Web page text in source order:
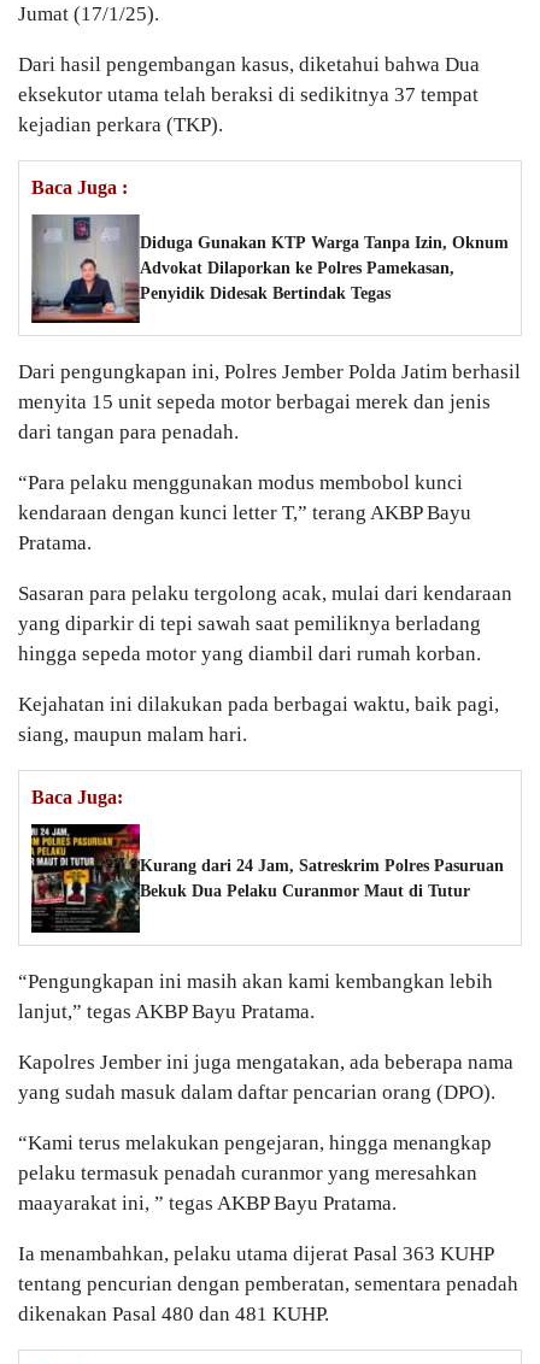
Jumat (17/1/25).
Dari hasil pengembangan kasus, diketahui bahwa Dua
eksekutor utama telah beraksi di sedikitnya 37 tempat
kejadian perkara (TKP).
Baca Juga :
Diduga Gunakan KTP Warga Tanpa Izin, Oknum
Advokat Dilaporkan ke Polres Pamekasan,
Penyidik Didesak Bertindak Tegas
Dari pengungkapan ini, Polres Jember Polda Jatim berhasil
menyita 15 unit sepeda motor berbagai merek dan jenis
dari tangan para penadah.
“Para pelaku menggunakan modus membobol kunci
kendaraan dengan kunci letter T,” terang AKBP Bayu
Pratama.
Sasaran para pelaku tergolong acak, mulai dari kendaraan
yang diparkir di tepi sawah saat pemiliknya berladang
hingga sepeda motor yang diambil dari rumah korban.
Kejahatan ini dilakukan pada berbagai waktu, baik pagi,
siang, maupun malam hari.
Baca Juga:
Kurang dari 24 Jam, Satreskrim Polres Pasuruan
Bekuk Dua Pelaku Curanmor Maut di Tutur
“Pengungkapan ini masih akan kami kembangkan lebih
lanjut,” tegas AKBP Bayu Pratama.
Kapolres Jember ini juga mengatakan, ada beberapa nama
yang sudah masuk dalam daftar pencarian orang (DPO).
“Kami terus melakukan pengejaran, hingga menangkap
pelaku termasuk penadah curanmor yang meresahkan
maayarakat ini, ” tegas AKBP Bayu Pratama.
Ia menambahkan, pelaku utama dijerat Pasal 363 KUHP
tentang pencurian dengan pemberatan, sementara penadah
dikenakan Pasal 480 dan 481 KUHP.